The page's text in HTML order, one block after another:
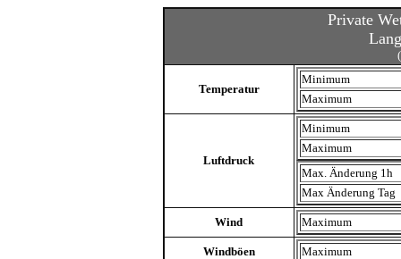
Private
Temperatur
Minimum
Maximum
Luftdruck
Minimum
Maximum
Max. Änderung 1h
Max Änderung Tag
Wind Maximum
Windböen Maximum